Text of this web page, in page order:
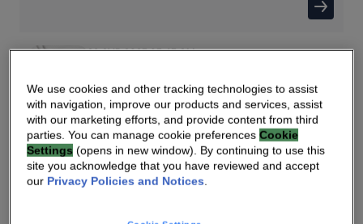
29 AVR 2025 05:45 AM
du Premier Trimestre 2025
Chiffre d’affaires en hausse de 13,5 %. La
cession de SCS a été finalisée avec
succès....
We use cookies and other tracking technologies to assist
with navigation, improve our products and services, assist
with our marketing efforts, and provide content from third
parties. You can manage cookie preferencesCookie
Settings (opens in new window). By continuing to use this
site you acknowledge that you have reviewed and accept
our Privacy Policies and Notices.